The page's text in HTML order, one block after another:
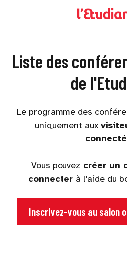
Liste des
de
Le programme des
uniquement aux
Vous pouvez créer un
connecter à l'aide du
Inscrivez-vous au salon